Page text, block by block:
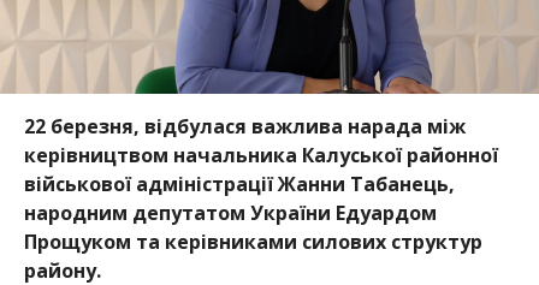
22 березня, відбулася важлива нарада між
керівництвом начальника Калуської районної
військової адміністрації Жанни Табанець,
народним депутатом України Едуардом
Прощуком та керівниками силових структур
району.